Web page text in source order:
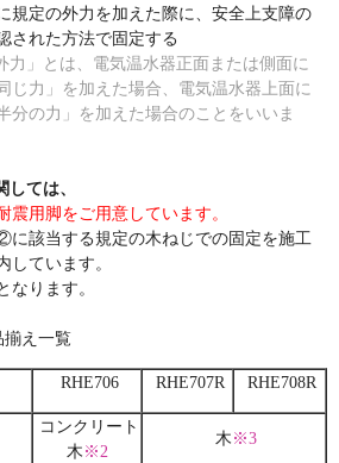
規定の外力を加えた際に、安全上支障の
された方法で固定する
」とは、電気温水器正面または側面に
じ力」を加えた場合、電気温水器上面に
分の力」を加えた場合のことをいいま
ては、
用脚をご用意しています。
に該当する規定の木ねじでの固定を施工
しています。
ります。
え一覧
RHE706 RHE707R RHE708R
コンクリート
木 ※2
木 ※3